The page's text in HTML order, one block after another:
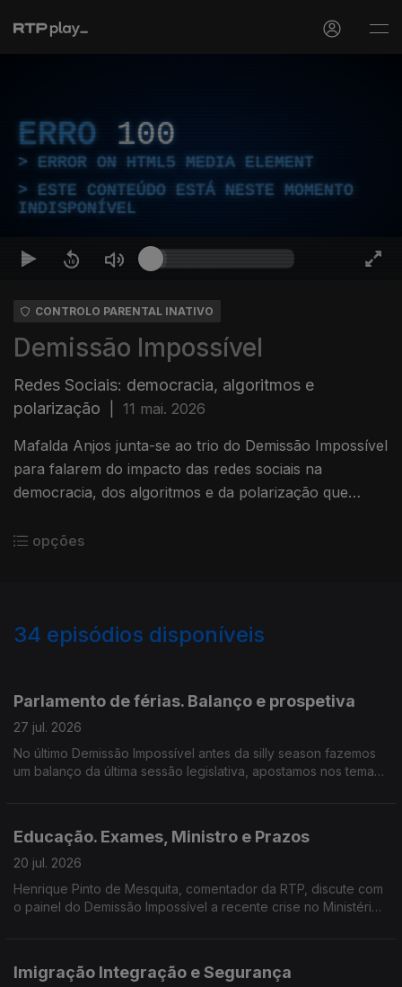
ERRO 100
ERROR ON HTML5 MEDIA ELEMENT
ESTE CONTEÚDO ESTÁ NESTE MOMENTO
INDISPONÍVEL
CONTROLO PARENTAL INATIVO
Demissão Impossível
Redes Sociais: democracia, algoritmos e
polarização
11 mai. 2026
Mafalda Anjos junta-se ao trio do Demissão Impossível
para falarem do impacto das redes sociais na
democracia, dos algoritmos e da polarização que
opções
34 episódios disponíveis
Parlamento de férias. Balanço e prospetiva
27 jul. 2026
No último Demissão Impossível antes da silly season fazemos
um balanço da última sessão legislativa, apostamos nos temas
Educação. Exames, Ministro e Prazos
20 jul. 2026
Henrique Pinto de Mesquita, comentador da RTP, discute com
o painel do Demissão Impossível a recente crise no Ministério
Imigração Integração e Segurança